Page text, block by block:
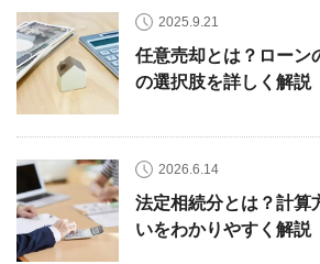
2025.9.21
任意売却とは？ローン
の選択肢を詳しく解説
2026.6.14
法定相続分とは？計算
いをわかりやすく解説